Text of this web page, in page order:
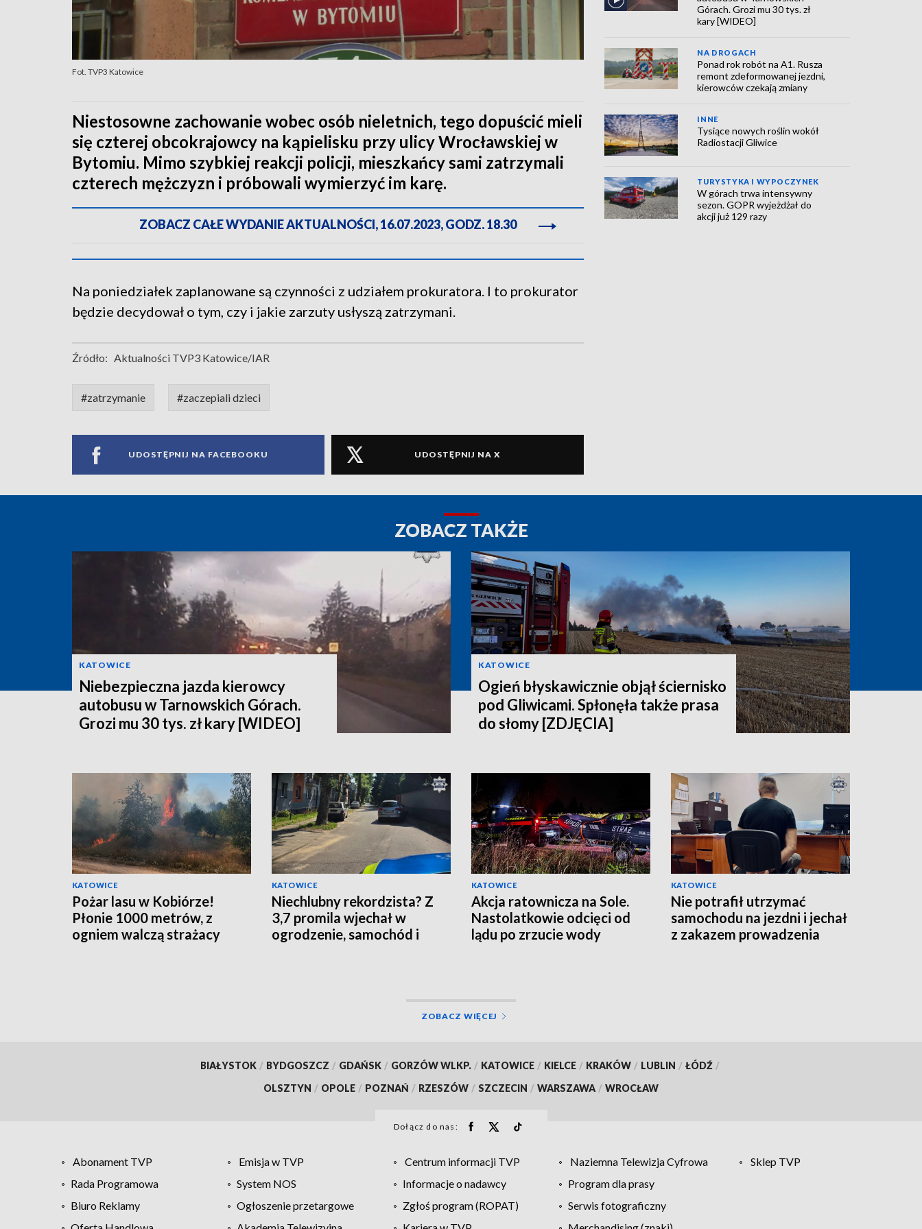
Fot. TVP3 Katowice
Niestosowne zachowanie wobec osób nieletnich, tego dopuścić mieli
się czterej obcokrajowcy na kąpielisku przy ulicy Wrocławskiej w
Bytomiu. Mimo szybkiej reakcji policji, mieszkańcy sami zatrzymali
czterech mężczyzn i próbowali wymierzyć im karę.
ZOBACZ CAŁE WYDANIE AKTUALNOŚCI, 16.07.2023, GODZ. 18.30
Na poniedziałek zaplanowane są czynności z udziałem prokuratora. I to prokurator
będzie decydował o tym, czy i jakie zarzuty usłyszą zatrzymani.
Źródło: Aktualności TVP3 Katowice/IAR
#zatrzymanie #zaczepiali dzieci
UDOSTĘPNIJ NA FACEBOOKU UDOSTĘPNIJ NA X
Górach. Grozi mu 30 tys. zł
kary [WIDEO]
NA DROGACH
Ponad rok robót na A1. Rusza
remont zdeformowanej jezdni,
kierowców czekają zmiany
INNE
Tysiące nowych roślin wokół
Radiostacji Gliwice
TURYSTYKA I WYPOCZYNEK
W górach trwa intensywny
sezon. GOPR wyjeżdżał do
akcji już 129 razy
ZOBACZ TAKŻE
KATOWICE
Niebezpieczna jazda kierowcy
autobusu w Tarnowskich Górach.
Grozi mu 30 tys. zł kary [WIDEO]
KATOWICE
Ogień błyskawicznie objął ściernisko
pod Gliwicami. Spłonęła także prasa
do słomy [ZDJĘCIA]
KATOWICE
Pożar lasu w Kobiórze!
Płonie 1000 metrów, z
ogniem walczą strażacy
KATOWICE
Niechlubny rekordzista? Z
3,7 promila wjechał w
ogrodzenie, samochód i
KATOWICE
Akcja ratownicza na Sole.
Nastolatkowie odcięci od
lądu po zrzucie wody
KATOWICE
Nie potrafił utrzymać
samochodu na jezdni i jechał
z zakazem prowadzenia
ZOBACZ WIĘCEJ
BIAŁYSTOK / BYDGOSZCZ / GDAŃSK / GORZÓW WLKP. / KATOWICE / KIELCE / KRAKÓW / LUBLIN / ŁÓDŹ /
OLSZTYN / OPOLE / POZNAŃ / RZESZÓW / SZCZECIN / WARSZAWA / WROCŁAW
Dołącz do nas:
Abonament TVP Emisja w TVP Centrum informacji TVP Naziemna Telewizja Cyfrowa
Sklep TVP
Rada Programowa
System NOS Informacje o nadawcy
Program dla prasy
Biuro Reklamy
Ogłoszenie przetargowe Zgłoś program (ROPAT)
Serwis fotograficzny